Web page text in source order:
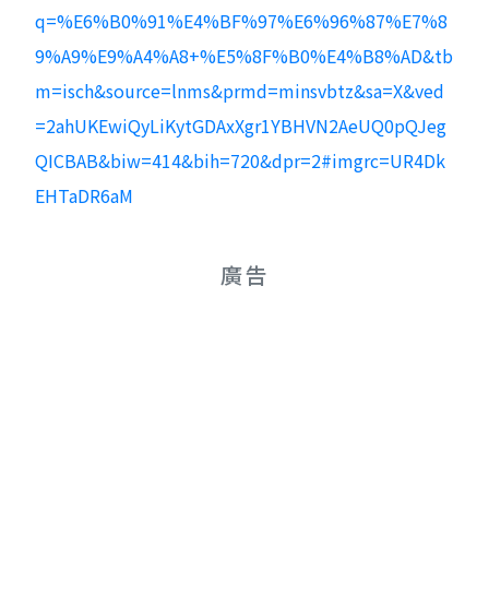
q=%E6%B0%91%E4%BF%97%E6%96%87%E7%8
9%A9%E9%A4%A8+%E5%8F%B0%E4%B8%AD&tb
m=isch&source=lnms&prmd=minsvbtz&sa=X&ved
=2ahUKEwiQyLiKytGDAxXgr1YBHVN2AeUQ0pQJeg
QICBAB&biw=414&bih=720&dpr=2#imgrc=UR4Dk
EHTaDR6aM
廣告